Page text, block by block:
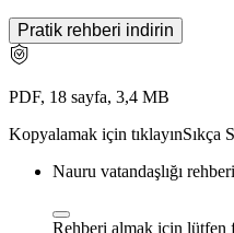
Pratik rehberi indirin
PDF, 18 sayfa, 3,4 MB
Sıkça
Nauru vatandaşlığı
Rehberi almak için lütfen